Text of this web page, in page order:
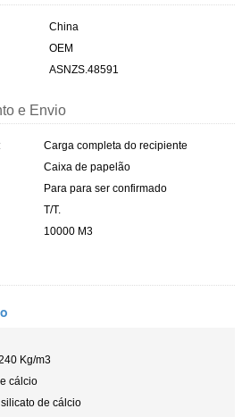
China
OEM
ASNZS.48591
e Envio
Carga completa do recipiente
Caixa de papelão
Para para ser confirmado
T/T.
10000 M3
Kg/m3
cálcio
de cálcio